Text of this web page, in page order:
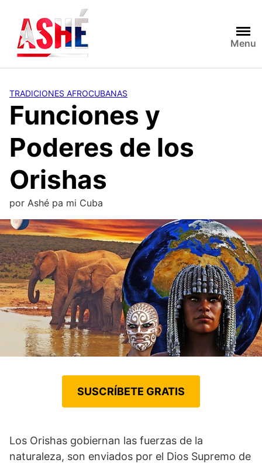
contenido
Menu
TRADICIONES AFROCUBANAS
Funciones y
Poderes de los
Orishas
por Ashé pa mi Cuba
SUSCRÍBETE GRATIS
Los Orishas gobiernan las fuerzas de la
naturaleza, son enviados por el Dios Supremo de